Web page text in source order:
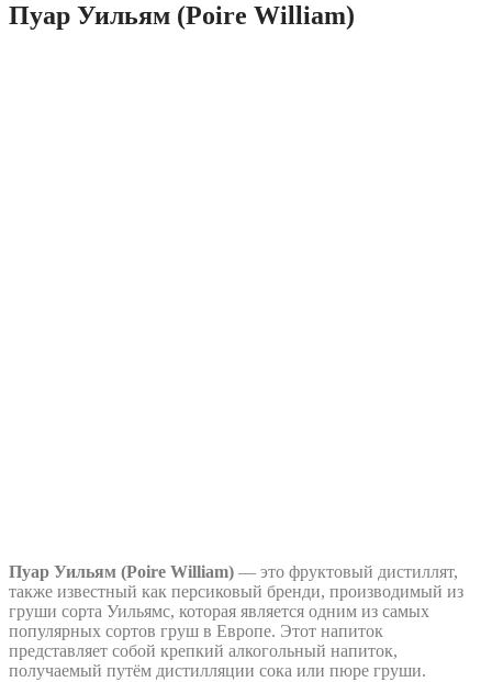
Пуар Уильям (Poire William)
Пуар Уильям (Poire William) — это фруктовый дистиллят,
также известный как персиковый бренди, производимый из
груши сорта Уильямс, которая является одним из самых
популярных сортов груш в Европе. Этот напиток
представляет собой крепкий алкогольный напиток,
получаемый путём дистилляции сока или пюре груши.